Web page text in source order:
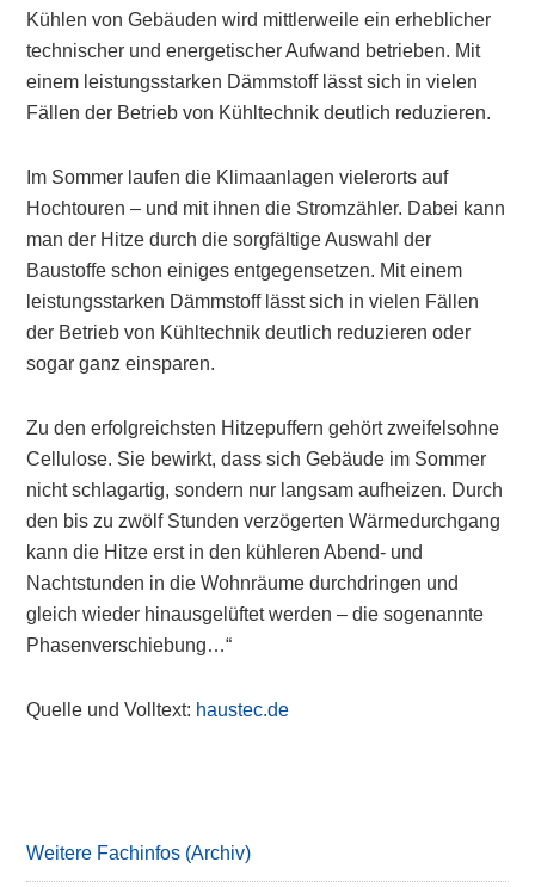
Kühlen von Gebäuden wird mittlerweile ein erheblicher
technischer und energetischer Aufwand betrieben. Mit
einem leistungsstarken Dämmstoff lässt sich in vielen
Fällen der Betrieb von Kühltechnik deutlich reduzieren.
Im Sommer laufen die Klimaanlagen vielerorts auf
Hochtouren – und mit ihnen die Stromzähler. Dabei kann
man der Hitze durch die sorgfältige Auswahl der
Baustoffe schon einiges entgegensetzen. Mit einem
leistungsstarken Dämmstoff lässt sich in vielen Fällen
der Betrieb von Kühltechnik deutlich reduzieren oder
sogar ganz einsparen.
Zu den erfolgreichsten Hitzepuffern gehört zweifelsohne
Cellulose. Sie bewirkt, dass sich Gebäude im Sommer
nicht schlagartig, sondern nur langsam aufheizen. Durch
den bis zu zwölf Stunden verzögerten Wärmedurchgang
kann die Hitze erst in den kühleren Abend- und
Nachtstunden in die Wohnräume durchdringen und
gleich wieder hinausgelüftet werden – die sogenannte
Phasenverschiebung…“
Quelle und Volltext: haustec.de
Weitere Fachinfos (Archiv)